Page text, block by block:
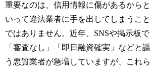
重要なのは、信用情報に傷があるからと
いって違法業者に手を出してしまうこと
ではありません。近年、SNSや掲示板で
「審査なし」「即日融資確実」などと謳
う悪質業者が急増していますが、これら